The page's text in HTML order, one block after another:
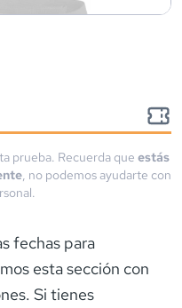
prueba. Recuerda que estás
, no podemos ayudarte con
fechas para
esta sección con
Si tienes